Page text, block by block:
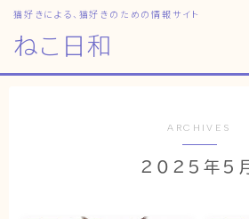
ねこ日和
猫好きによる、猫好きのための情報サイト
MENU
ARCHIVES
2025年5